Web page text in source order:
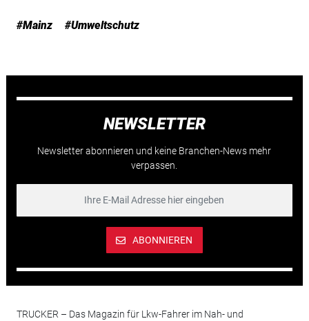
#Mainz #Umweltschutz
NEWSLETTER
Newsletter abonnieren und keine Branchen-News mehr
verpassen.
ABONNIEREN
TRUCKER – Das Magazin für Lkw-Fahrer im Nah- und